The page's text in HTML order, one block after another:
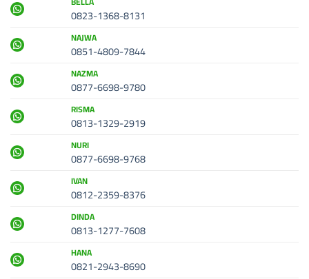
0823-1368-8131
NAJWA
0851-4809-7844
NAZMA
0877-6698-9780
RISMA
0813-1329-2919
NURI
0877-6698-9768
IVAN
0812-2359-8376
DINDA
0813-1277-7608
HANA
0821-2943-8690